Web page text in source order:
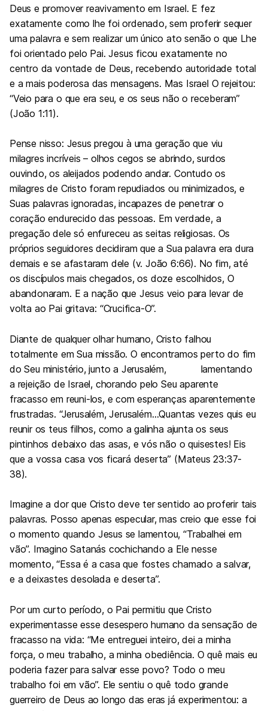
Deus e promover reavivamento em Israel. E fez
exatamente como lhe foi ordenado, sem proferir sequer
uma palavra e sem realizar um único ato senão o que Lhe
foi orientado pelo Pai. Jesus ficou exatamente no
centro da vontade de Deus, recebendo autoridade total
e a mais poderosa das mensagens. Mas Israel O rejeitou:
“Veio para o que era seu, e os seus não o receberam”
(João 1:11).
Pense nisso: Jesus pregou à uma geração que viu
milagres incríveis – olhos cegos se abrindo, surdos
ouvindo, os aleijados podendo andar. Contudo os
milagres de Cristo foram repudiados ou minimizados, e
Suas palavras ignoradas, incapazes de penetrar o
coração endurecido das pessoas. Em verdade, a
pregação dele só enfureceu as seitas religiosas. Os
próprios seguidores decidiram que a Sua palavra era dura
demais e se afastaram dele (v. João 6:66). No fim, até
os discípulos mais chegados, os doze escolhidos, O
abandonaram. E a nação que Jesus veio para levar de
volta ao Pai gritava: “Crucifica-O”.
Diante de qualquer olhar humano, Cristo falhou
totalmente em Sua missão. O encontramos perto do fim
do Seu ministério, junto a Jerusalém, lamentando
a rejeição de Israel, chorando pelo Seu aparente
fracasso em reuni-los, e com esperanças aparentemente
frustradas. “Jerusalém, Jerusalém…Quantas vezes quis eu
reunir os teus filhos, como a galinha ajunta os seus
pintinhos debaixo das asas, e vós não o quisestes! Eis
que a vossa casa vos ficará deserta” (Mateus 23:37-
38).
Imagine a dor que Cristo deve ter sentido ao proferir tais
palavras. Posso apenas especular, mas creio que esse foi
o momento quando Jesus se lamentou, “Trabalhei em
vão”. Imagino Satanás cochichando a Ele nesse
momento, “Essa é a casa que fostes chamado a salvar,
e a deixastes desolada e deserta”.
Por um curto período, o Pai permitiu que Cristo
experimentasse esse desespero humano da sensação de
fracasso na vida: “Me entreguei inteiro, dei a minha
força, o meu trabalho, a minha obediência. O quê mais eu
poderia fazer para salvar esse povo? Todo o meu
trabalho foi em vão”. Ele sentiu o quê todo grande
guerreiro de Deus ao longo das eras já experimentou: a